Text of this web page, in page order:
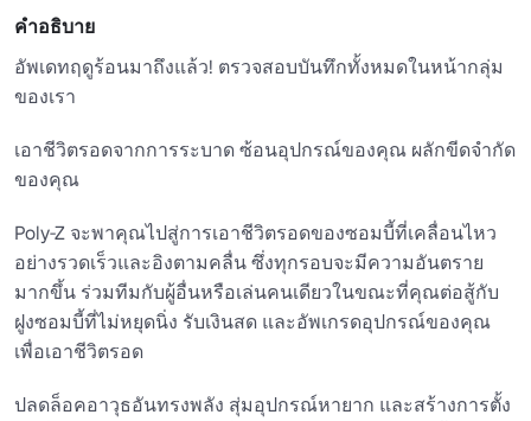
คำอธิบาย
อัพเดทฤดูร้อนมาถึงแล้ว! ตรวจสอบบันทึกทั้งหมดในหน้ากลุ่ม
ของเรา
เอาชีวิตรอดจากการระบาด ซ้อนอุปกรณ์ของคุณ ผลักขีดจำกัด
ของคุณ
Poly-Z จะพาคุณไปสู่การเอาชีวิตรอดของซอมบี้ที่เคลื่อนไหว
อย่างรวดเร็วและอิงตามคลื่น ซึ่งทุกรอบจะมีความอันตราย
มากขึ้น ร่วมทีมกับผู้อื่นหรือเล่นคนเดียวในขณะที่คุณต่อสู้กับ
ฝูงซอมบี้ที่ไม่หยุดนิ่ง รับเงินสด และอัพเกรดอุปกรณ์ของคุณ
เพื่อเอาชีวิตรอด
ปลดล็อคอาวุธอันทรงพลัง สุ่มอุปกรณ์หายาก และสร้างการตั้ง